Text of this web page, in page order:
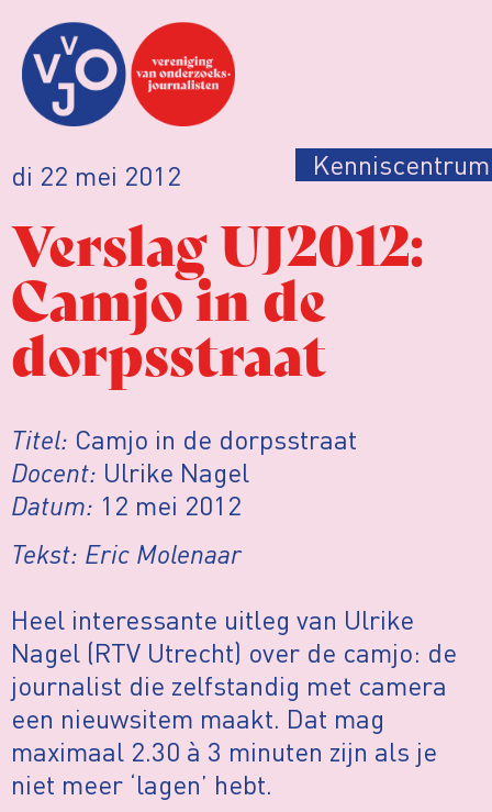
di 22 mei 2012 Kenniscentrum
Verslag UJ2012:
Camjo in de
dorpsstraat
Titel: Camjo in de dorpsstraat
Docent: Ulrike Nagel
Datum: 12 mei 2012
Tekst: Eric Molenaar
Heel interessante uitleg van Ulrike
Nagel (RTV Utrecht) over de camjo: de
journalist die zelfstandig met camera
een nieuwsitem maakt. Dat mag
maximaal 2.30 à 3 minuten zijn als je
niet meer ‘lagen’ hebt.